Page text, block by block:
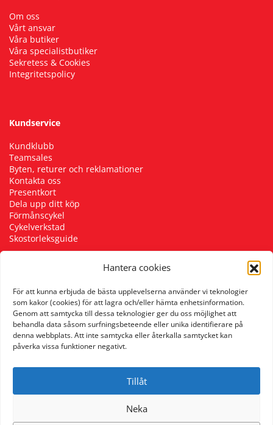
Hantera cookies
För att kunna erbjuda de bästa upplevelserna använder vi teknologier
som kakor (cookies) för att lagra och/eller hämta enhetsinformation.
Genom att samtycka till dessa teknologier ger du oss möjlighet att
behandla data såsom surfningsbeteende eller unika identifierare på
denna webbplats. Att inte samtycka eller återkalla samtycket kan
påverka vissa funktioner negativt.
Tillåt
Neka
Om oss
Vårt ansvar
Våra butiker
Våra specialistbutiker
Sekretess & Cookies
Integritetspolicy
Kundservice
Kundklubb
Teamsales
Byten, returer och reklamationer
Kontakta oss
Presentkort
Dela upp ditt köp
Förmånscykel
Cykelverkstad
Skostorleksguide
Följ oss